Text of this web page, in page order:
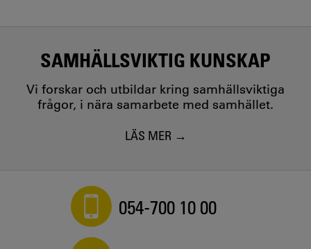
SAMHÄLLSVIKTIG KUNSKAP
Vi forskar och utbildar kring samhällsviktiga
frågor, i nära samarbete med samhället.
LÄS MER
054-700 10 00